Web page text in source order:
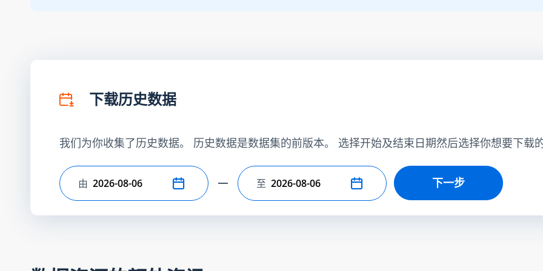
下载历史数据
我们为你收集了历史数据。 历史数据是数据集的前版本。 选择开始及结束日期然后选择你想要下载
选择开始日期
由 选择结束日期
至 下一步